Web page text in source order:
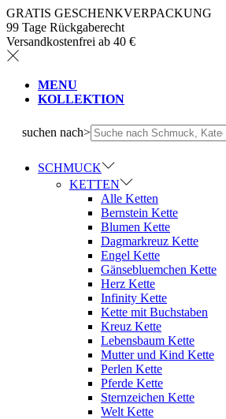
GRATIS GESCHENKVERPACKUNG
99 Tage Rückgaberecht
Versandkostenfrei ab 40 €
MENU
KOLLEKTION
suchen nach>
SCHMUCK
KETTEN
Alle Ketten
Bernstein Kette
Blumen Kette
Dagmarkreuz Kette
Engel Kette
Gänsebluemchen Kette
Herz Kette
Infinity Kette
Kette mit Buchstaben
Kreuz Kette
Lebensbaum Kette
Mutter und Kind Kette
Perlen Kette
Pferde Kette
Sternzeichen Kette
Welt Kette